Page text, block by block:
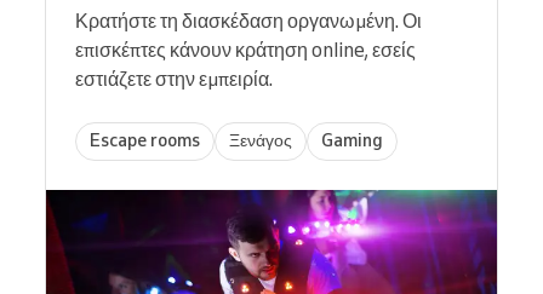
Κρατήστε τη διασκέδαση οργανωμένη. Οι
επισκέπτες κάνουν κράτηση online, εσείς
εστιάζετε στην εμπειρία.
Escape rooms Ξενάγος Gaming